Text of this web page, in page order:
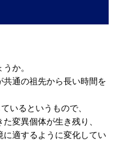
か。
通の祖先から長い時間を
いるというもので、
変異個体が生き残り、
適するように変化してい